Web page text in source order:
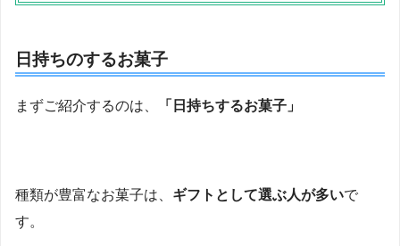
日持ちのするお菓子
まずご紹介するのは、 「日持ちするお菓子」
種類が豊富なお菓子は、 ギフトとして選ぶ人が多いで
す。